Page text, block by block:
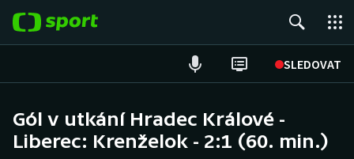
SLEDOVAT
Hokej
Gól v utkání Hradec Králové -
Liberec: Krenželok - 2:1 (60. min.)